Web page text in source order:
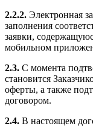
2.2.2. Электронная
заполнения
заявки,
мобильном
2.3. С момента
становится
оферты, а также
договором.
2.4. В настоящем